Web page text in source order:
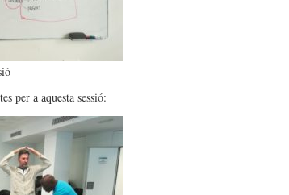
per a aquesta sessió: